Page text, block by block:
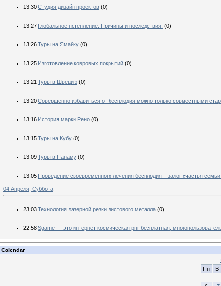
13:30 Студия дизайн проектов (0)
13:27 Глобальное потепление. Причины и последствия. (0)
13:26 Туры на Ямайку (0)
13:25 Изготовление ковровых покрытий (0)
13:21 Туры в Швецию (0)
13:20 Совершенно избавиться от бесплодия можно только совместными
13:16 История марки Рено (0)
13:15 Туры на Кубу (0)
13:09 Туры в Панаму (0)
13:05 Проведение своевременного лечения бесплодия – залог счастья семьи.
04 Апреля, Суббота
23:03 Технология лазерной резки листового металла (0)
22:58 Sgame — это интернет космическая рпг бесплатная,
Calendar
Пн
Вт